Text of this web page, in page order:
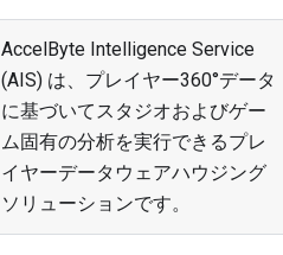
AccelByte Intelligence Service
(AIS) は、プレイヤー360°データ
に基づいてスタジオおよびゲー
ム固有の分析を実行できるプレ
イヤーデータウェアハウジング
ソリューションです。